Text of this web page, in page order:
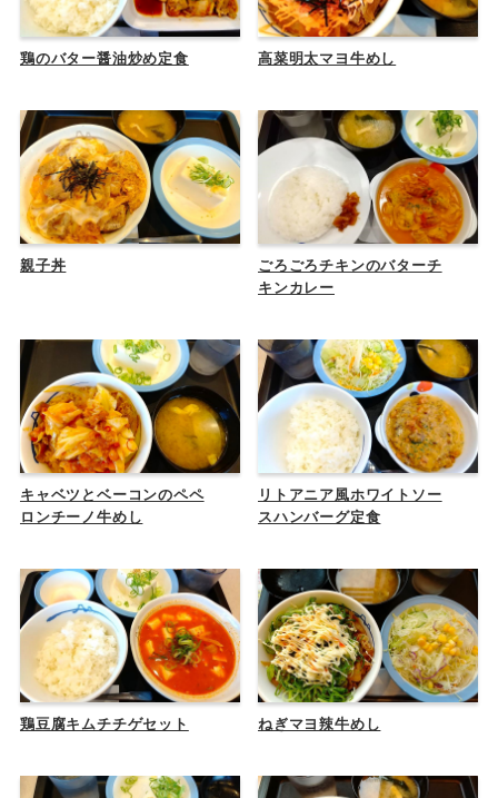
鶏のバター醤油炒め定食 高菜明太マヨ牛めし
親子丼
ごろごろチキンのバターチ
キンカレー
キャベツとベーコンのペペ
ロンチーノ牛めし
リトアニア風ホワイトソー
スハンバーグ定食
鶏豆腐キムチチゲセット ねぎマヨ辣牛めし